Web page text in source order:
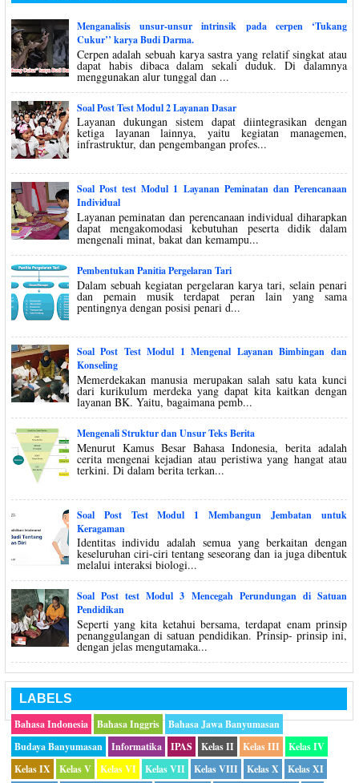
Menganalisis unsur-unsur intrinsik pada cerpen ‘Tukang
Cukur’’ karya Budi Darma.
Cerpen adalah sebuah karya sastra yang relatif singkat atau
dapat habis dibaca dalam sekali duduk. Di dalamnya
menggunakan alur tunggal dan ...
Soal Post Test Modul 2 Layanan Dasar
Layanan dukungan sistem dapat diintegrasikan dengan
ketiga layanan lainnya, yaitu kegiatan managemen,
infrastruktur, dan pengembangan profes...
Soal Post test Modul 1 Layanan Peminatan dan Perencanaan
Individual
Layanan peminatan dan perencanaan individual diharapkan
dapat mengakomodasi kebutuhan peserta didik dalam
mengenali minat, bakat dan kemampu...
Pembentukan Panitia Pergelaran Tari
Dalam sebuah kegiatan pergelaran karya tari, selain penari
dan pemain musik terdapat peran lain yang sama
pentingnya dengan posisi penari d...
Soal Post Test Modul 1 Mengenal Layanan Bimbingan dan
Konseling
Memerdekakan manusia merupakan salah satu kata kunci
dari kurikulum merdeka yang dapat kita kaitkan dengan
layanan BK. Yaitu, bagaimana pemb...
Mengenali Struktur dan Unsur Teks Berita
Menurut Kamus Besar Bahasa Indonesia, berita adalah
cerita mengenai kejadian atau peristiwa yang hangat atau
terkini. Di dalam berita terkan...
Soal Post Test Modul 1 Membangun Jembatan untuk
Keragaman
Identitas individu adalah semua yang berkaitan dengan
keseluruhan ciri-ciri tentang seseorang dan ia juga dibentuk
melalui interaksi biologi...
Soal Post test Modul 3 Mencegah Perundungan di Satuan
Pendidikan
Seperti yang kita ketahui bersama, terdapat enam prinsip
penanggulangan di satuan pendidikan. Prinsip- prinsip ini,
dengan jelas mengutamaka...
LABELS
Bahasa Indonesia
Bahasa Inggris
Bahasa Jawa Banyumasan
Budaya Banyumasan
Informatika IPAS Kelas II Kelas III
Kelas IV
Kelas IX
Kelas V Kelas VI Kelas VII Kelas VIII Kelas X Kelas XI